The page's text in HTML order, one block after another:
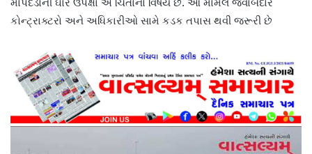
કોન્ટ્રાક્ટરો અને અધિકારીઓ સામે કડક તપાસ થવી જરૂરી છે